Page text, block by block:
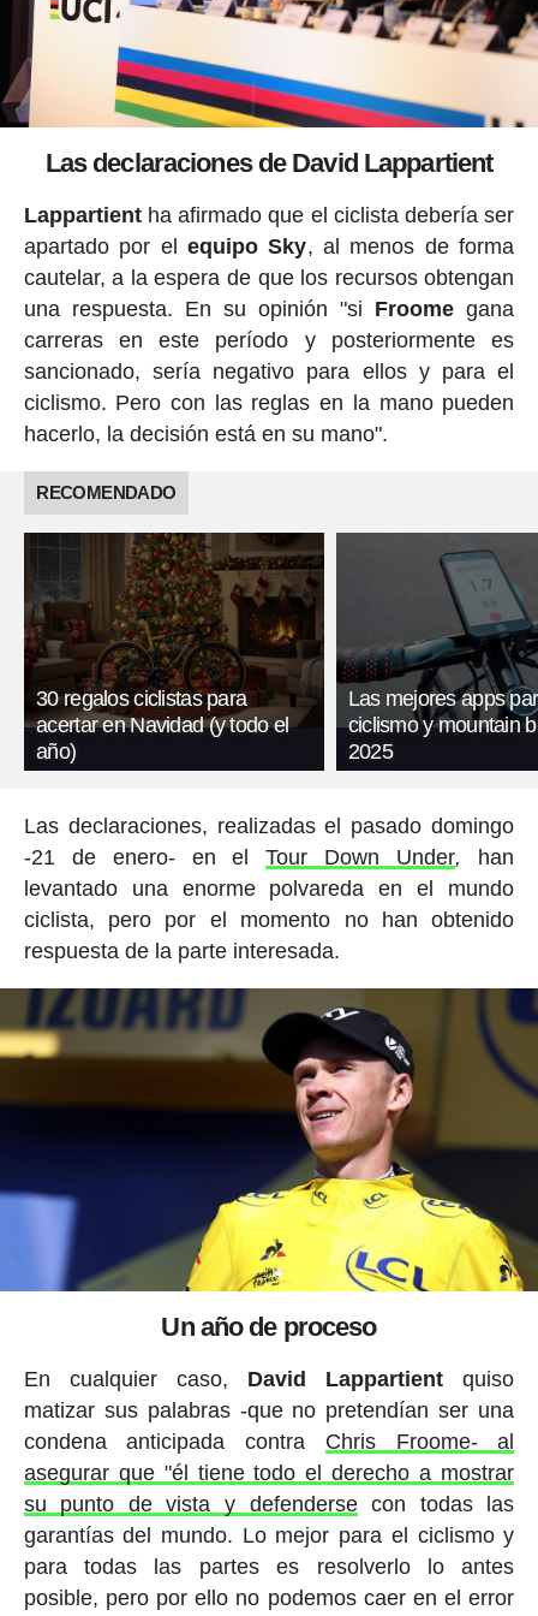
Las declaraciones de David Lappartient
Lappartientha afirmado que el ciclista debería ser
apartado por elequipo Sky, al menos de forma
cautelar, a la espera de que los recursos obtengan
una respuesta. En su opinión "si Froome gana
carreras en este período y posteriormente es
sancionado, sería negativo para ellos y para el
ciclismo. Pero con las reglas en la mano pueden
hacerlo, la decisión está en su mano".
RECOMENDADO
30 regalos ciclistas para
acertar en Navidad (y todo el
año)
Las mejores apps
ciclismo y mountain
2025
Las declaraciones, realizadas el pasado domingo
-21 de enero- en elTour Down Under, han
levantado una enorme polvareda en el mundo
ciclista, pero por el momento no han obtenido
respuesta de la parte interesada.
Un año de proceso
En cualquier caso, David Lappartient quiso
matizar sus palabras -que no pretendían ser una
condena anticipada contra Chris Froome- al
asegurar que "él tiene todo el derecho a mostrar
su punto de vista y defendersecon todas las
garantías del mundo. Lo mejor para el ciclismo y
para todas las partes es resolverlo lo antes
posible, pero por ello no podemos caer en el error